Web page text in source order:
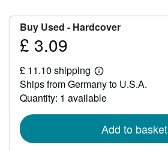
Buy Used - Hardcover
Price
3.09
£ 3.09
£ 11.10 shipping
Learn
more
about
shipping
Ships from Germany to U.S.A.
Quantity: 1 available
Add to basket